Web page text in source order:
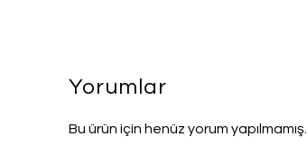
Yorumlar
Bu ürün için henüz yorum yapılmamış.